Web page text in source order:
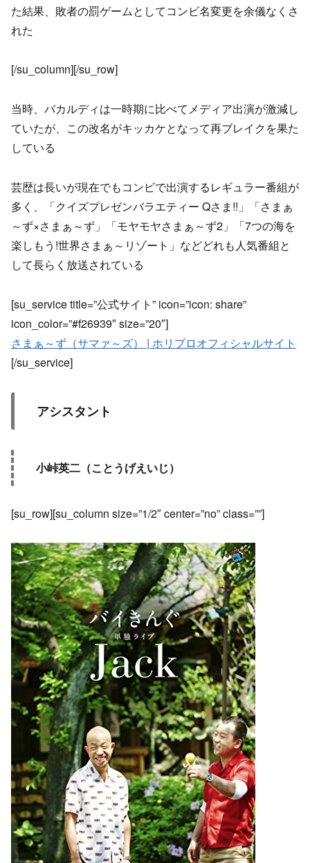
た結果、敗者の罰ゲームとしてコンビ名変更を余儀なくさ
れた
[/su_column][/su_row]
当時、バカルディは一時期に比べてメディア出演が激減し
ていたが、この改名がキッカケとなって再ブレイクを果た
している
芸歴は長いが現在でもコンビで出演するレギュラー番組が
多く、「クイズプレゼンバラエティー Qさま!!」「さまぁ
～ず×さまぁ～ず」「モヤモヤさまぁ～ず2」「7つの海を
楽しもう!世界さまぁ～リゾート」などどれも人気番組と
して長らく放送されている
[su_service title=”公式サイト” icon=”icon: share”
icon_color=”#f26939″ size=”20″]
さまぁ～ず（サマァ～ズ） | ホリプロオフィシャルサイト
[/su_service]
アシスタント
小峠英二（ことうげえいじ）
[su_row][su_column size=”1/2″ center=”no” class=””]